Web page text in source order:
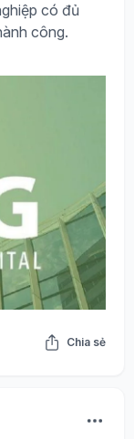
có đủ
công.
Chia sẻ